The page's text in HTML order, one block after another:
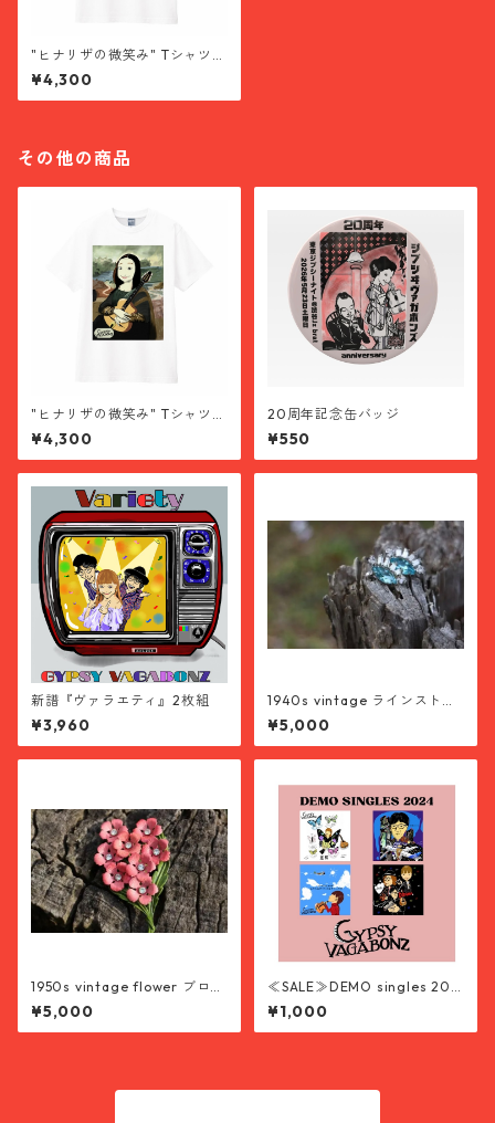
"ヒナリザの微笑み" Tシャツ
Lサイズ
¥4,300
その他の商品
"ヒナリザの微笑み" Tシャツ
Lサイズ
¥4,300
20周年記念缶バッジ
¥550
新譜『ヴァラエティ』2枚組
¥3,960
1940s vintage ラインストー
ン イヤリング
¥5,000
1950s vintage flower ブロー
チ 花 pink
¥5,000
≪SALE≫DEMO singles 202
4
¥1,000